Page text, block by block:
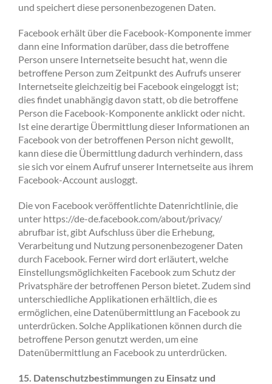
und speichert diese personenbezogenen Daten.
Facebook erhält über die Facebook-Komponente immer
dann eine Information darüber, dass die betroffene
Person unsere Internetseite besucht hat, wenn die
betroffene Person zum Zeitpunkt des Aufrufs unserer
Internetseite gleichzeitig bei Facebook eingeloggt ist;
dies findet unabhängig davon statt, ob die betroffene
Person die Facebook-Komponente anklickt oder nicht.
Ist eine derartige Übermittlung dieser Informationen an
Facebook von der betroffenen Person nicht gewollt,
kann diese die Übermittlung dadurch verhindern, dass
sie sich vor einem Aufruf unserer Internetseite aus ihrem
Facebook-Account ausloggt.
Die von Facebook veröffentlichte Datenrichtlinie, die
unter https://de-de.facebook.com/about/privacy/
abrufbar ist, gibt Aufschluss über die Erhebung,
Verarbeitung und Nutzung personenbezogener Daten
durch Facebook. Ferner wird dort erläutert, welche
Einstellungsmöglichkeiten Facebook zum Schutz der
Privatsphäre der betroffenen Person bietet. Zudem sind
unterschiedliche Applikationen erhältlich, die es
ermöglichen, eine Datenübermittlung an Facebook zu
unterdrücken. Solche Applikationen können durch die
betroffene Person genutzt werden, um eine
Datenübermittlung an Facebook zu unterdrücken.
15. Datenschutzbestimmungen zu Einsatz und